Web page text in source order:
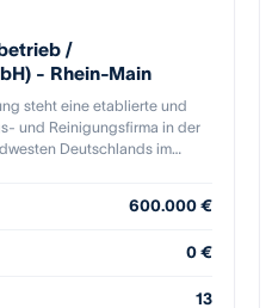
/
- Rhein-Main
steht eine etablierte und
und Reinigungsfirma in der
Deutschlands im
Euro. Die Ertragslage kann
600.000 €
0 €
13